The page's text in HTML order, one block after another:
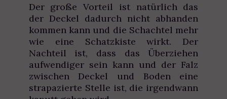
Der große Vorteil ist natürlich das
der Deckel dadurch nicht abhanden
kommen kann und die Schachtel mehr
wie eine Schatzkiste wirkt. Der
Nachteil ist, dass das Überziehen
aufwendiger sein kann und der Falz
zwischen Deckel und Boden eine
strapazierte Stelle ist, die irgendwann